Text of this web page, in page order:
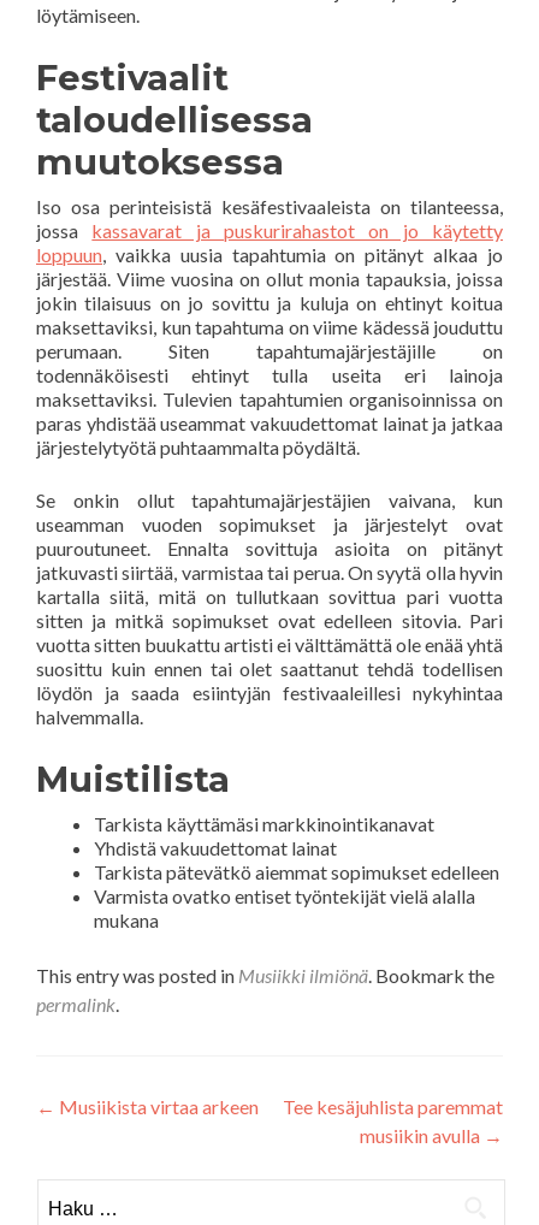
löytämiseen.
Festivaalit
taloudellisessa
muutoksessa
Iso osa perinteisistä kesäfestivaaleista on tilanteessa,
jossa kassavarat ja puskurirahastot on jo käytetty
loppuun, vaikka uusia tapahtumia on pitänyt alkaa jo
järjestää. Viime vuosina on ollut monia tapauksia, joissa
jokin tilaisuus on jo sovittu ja kuluja on ehtinyt koitua
maksettaviksi, kun tapahtuma on viime kädessä jouduttu
perumaan. Siten tapahtumajärjestäjille on
todennäköisesti ehtinyt tulla useita eri lainoja
maksettaviksi. Tulevien tapahtumien organisoinnissa on
paras yhdistää useammat vakuudettomat lainat ja jatkaa
järjestelytyötä puhtaammalta pöydältä.
Se onkin ollut tapahtumajärjestäjien vaivana, kun
useamman vuoden sopimukset ja järjestelyt ovat
puuroutuneet. Ennalta sovittuja asioita on pitänyt
jatkuvasti siirtää, varmistaa tai perua. On syytä olla hyvin
kartalla siitä, mitä on tullutkaan sovittua pari vuotta
sitten ja mitkä sopimukset ovat edelleen sitovia. Pari
vuotta sitten buukattu artisti ei välttämättä ole enää yhtä
suosittu kuin ennen tai olet saattanut tehdä todellisen
löydön ja saada esiintyjän festivaaleillesi nykyhintaa
halvemmalla.
Muistilista
Tarkista käyttämäsi markkinointikanavat
Yhdistä vakuudettomat lainat
Tarkista pätevätkö aiemmat sopimukset edelleen
Varmista ovatko entiset työntekijät vielä alalla
mukana
This entry was posted in Musiikki ilmiönä. Bookmark the
permalink.
Artikkelien
← Musiikista virtaa arkeen
Tee kesäjuhlista paremmat
musiikin avulla →